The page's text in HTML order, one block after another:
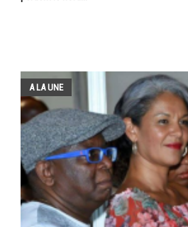
A LA UNE